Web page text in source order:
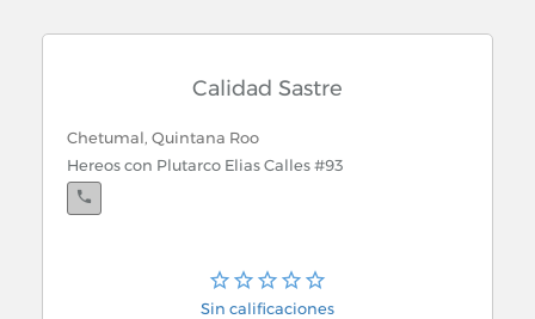
Carnes y Cortes Finos
Carnicerias
Calidad Sastre
Chetumal, Quintana Roo
Hereos con Plutarco Elias Calles #93
Sin calificaciones